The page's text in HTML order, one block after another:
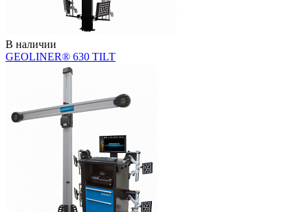
В наличии
GEOLINER® 630 TILT